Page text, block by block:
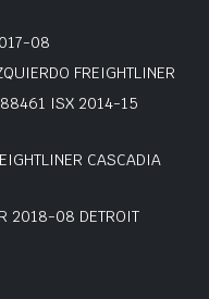
08
FREIGHTLINER
ISX 2014-15
CASCADIA
2018-08 DETROIT